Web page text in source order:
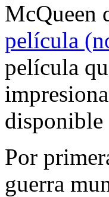
McQueen
película
película
Por
guerra